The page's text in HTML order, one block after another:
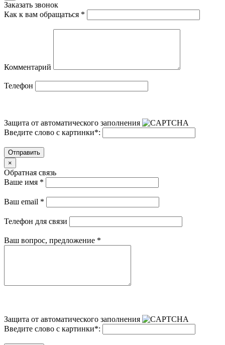
Заказать звонок
Как к вам обращаться *
Комментарий
Телефон
Защита от автоматического заполнения
Введите слово с картинки*:
Отправить
×
Обратная связь
Ваше имя *
Ваш email *
Телефон для связи
Ваш вопрос, предложение *
Защита от автоматического заполнения
Введите слово с картинки*: